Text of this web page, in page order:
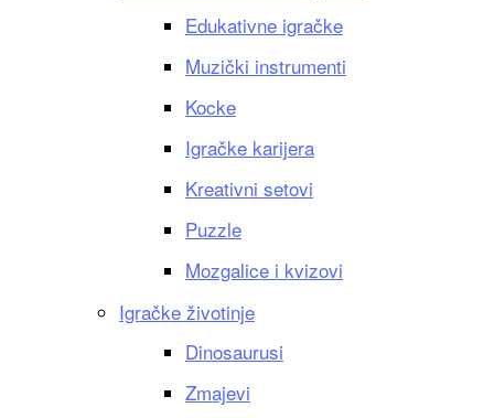
Edukativne igračke
Muzički instrumenti
Kocke
Igračke karijera
Kreativni setovi
Puzzle
Mozgalice i kvizovi
Igračke životinje
Dinosaurusi
Zmajevi